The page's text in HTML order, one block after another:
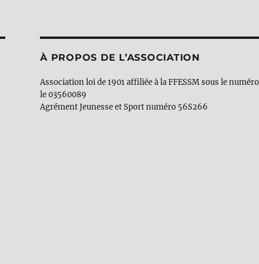
À PROPOS DE L’ASSOCIATION
Association loi de 1901 affiliée à la FFESSM sous le numéro
le 03560089
Agrément Jeunesse et Sport numéro 56S266